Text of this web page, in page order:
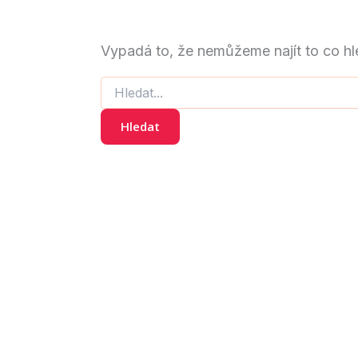
Vypadá to, že nemůžeme najít to co